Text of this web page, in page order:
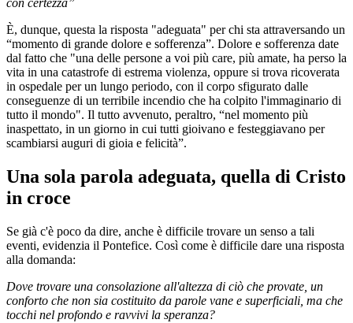
con certezza”
È, dunque, questa la risposta "adeguata" per chi sta attraversando un
“momento di grande dolore e sofferenza”. Dolore e sofferenza date
dal fatto che "una delle persone a voi più care, più amate, ha perso la
vita in una catastrofe di estrema violenza, oppure si trova ricoverata
in ospedale per un lungo periodo, con il corpo sfigurato dalle
conseguenze di un terribile incendio che ha colpito l'immaginario di
tutto il mondo". Il tutto avvenuto, peraltro, “nel momento più
inaspettato, in un giorno in cui tutti gioivano e festeggiavano per
scambiarsi auguri di gioia e felicità”.
Una sola parola adeguata, quella di Cristo
in croce
Se già c'è poco da dire, anche è difficile trovare un senso a tali
eventi, evidenzia il Pontefice. Così come è difficile dare una risposta
alla domanda:
Dove trovare una consolazione all'altezza di ciò che provate, un
conforto che non sia costituito da parole vane e superficiali, ma che
tocchi nel profondo e ravvivi la speranza?